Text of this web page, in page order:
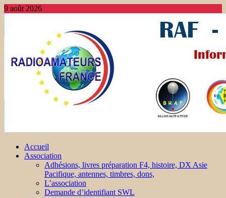
9 août 2026
Accueil
Association
Adhésions, livres préparation F4, histoire, DX Asie
Pacifique, antennes, timbres, dons,
L’association
Demande d’identifiant SWL